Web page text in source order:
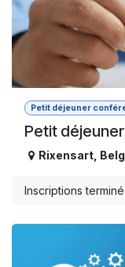
Petit déjeuner
Petit
Rixensart
Inscriptions